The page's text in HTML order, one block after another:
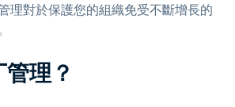
理對於保護您的組織免受不斷增長的
理？